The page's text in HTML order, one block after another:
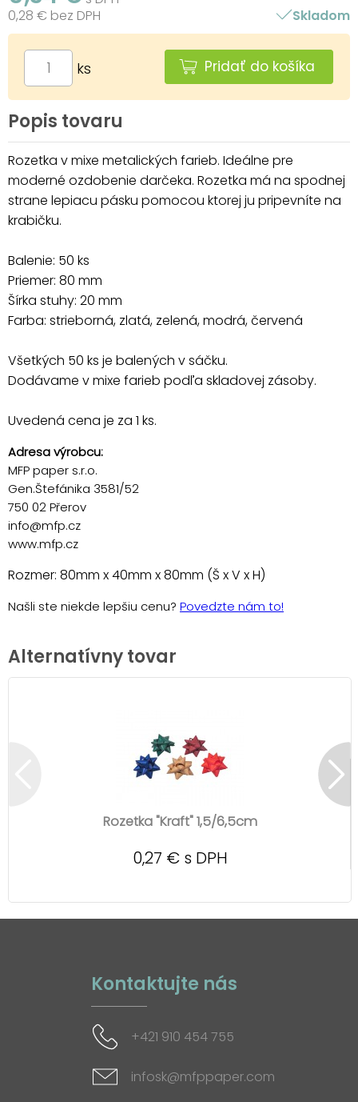
0,28 € bez DPH
Skladom
ks Pridať do košíka
Popis tovaru
Rozetka v mixe metalických farieb. Ideálne pre
moderné ozdobenie darčeka. Rozetka má na spodnej
strane lepiacu pásku pomocou ktorej ju pripevníte na
krabičku.
Balenie: 50 ks
Priemer: 80 mm
Šírka stuhy: 20 mm
Farba: strieborná, zlatá, zelená, modrá, červená
Všetkých 50 ks je balených v sáčku.
Dodávame v mixe farieb podľa skladovej zásoby.
Uvedená cena je za 1 ks.
Adresa výrobcu:
MFP paper s.r.o.
Gen.Štefánika 3581/52
750 02 Přerov
info@mfp.cz
www.mfp.cz
Rozmer: 80mm x 40mm x 80mm (Š x V x H)
Našli ste niekde lepšiu cenu? Povedzte nám to!
Alternatívny tovar
Rozetka "Kraft" 1,5/6,5cm
0,27 € s DPH
Kontaktujte nás
+421 910 454 755
infosk@mfppaper.com